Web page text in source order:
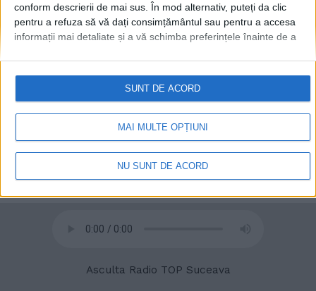
conform descrierii de mai sus. În mod alternativ, puteți da clic
pentru a refuza să vă dați consimțământul sau pentru a accesa
informații mai detaliate și a vă schimba preferințele înainte de a
retrageți consimțământul în orice moment, revenind la acest site
și făcând clic pe butonul "Confidențialitate" din partea de jos a
paginii web.
MAI MULTE OPȚIUNI
NU SUNT DE ACORD
SUNT DE ACORD
Asculta Radio TOP Suceava